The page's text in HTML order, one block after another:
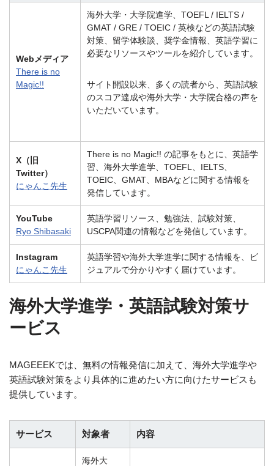
Webメディア
There is no
Magic!!
海外大学・大学院進学、TOEFL / IELTS /
GMAT / GRE / TOEIC / 英検などの英語試験
対策、留学体験談、奨学金情報、英語学習に
必要なリソースやツールを紹介しています。
サイト開設以来、多くの読者から、英語試験
のスコア達成や海外大学・大学院合格の声を
いただいています。
X（旧
Twitter）
にゃんこ先生
There is no Magic!! の記事をもとに、英語学
習、海外大学進学、TOEFL、IELTS、
TOEIC、GMAT、MBAなどに関する情報を
発信しています。
YouTube
Ryo Shibasaki
英語学習リソース、勉強法、試験対策、
USCPA関連の情報などを発信しています。
Instagram
にゃんこ先生
英語学習や海外大学進学に関する情報を、ビ
ジュアルで分かりやすく届けています。
海外大学進学・英語試験対策サ
ービス
MAGEEEKでは、無料の情報発信に加えて、海外大学進学や
英語試験対策をより具体的に進めたい方に向けたサービスも
提供しています。
サービス 対象者 内容
海外大